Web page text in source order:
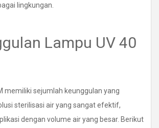
lingkungan.
Lampu UV 40
memiliki sejumlah keunggulan yang
sterilisasi air yang sangat efektif,
dengan volume air yang besar. Berikut